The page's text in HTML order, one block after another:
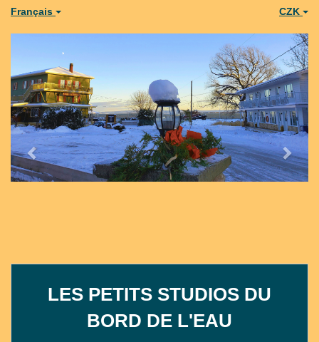
Français CZK
Next
LES PETITS STUDIOS DU
BORD DE L'EAU